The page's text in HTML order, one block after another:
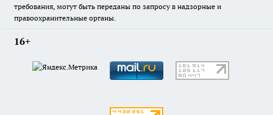
требования, могут быть переданы по запросу в надзорные и
правоохранительные органы.
16+